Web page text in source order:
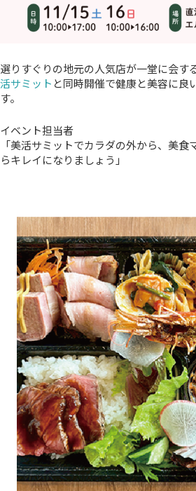
選りすぐりの地元の人気店が一堂に会す
活サミット と同時開催で健康と美容に良
す。
イベント担当者
「美活サミットでカラダの外から、美
らキレイになりましょう」